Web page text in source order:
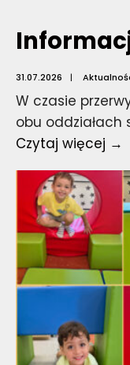
31.07.2026 |
W czasie
obu oddziałach
Czytaj więcej →